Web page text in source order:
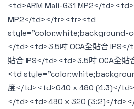
<td>ARM Mali-G31 MP2</
MP2</td></tr><tr><td
style="color:white;background-
</td><td>3.5吋 OCA全貼合 IPS</
貼合 IPS</td><td>3.5吋 OCA全
<td
度</td><td>640 x 480 (4:3)</
</td><td>480 x 320 (3:2)</